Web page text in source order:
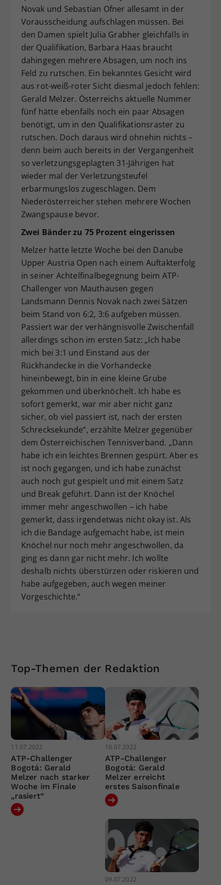
Novak und Sebastian Ofner allesamt in der
Vorausscheidung aufschlagen müssen. Bei
den Damen spielt Julia Grabher gleichfalls in
der Qualifikation, Barbara Haas braucht
dahingegen mehrere Absagen, um noch ins
Feld zu rutschen. Ein bekanntes Gesicht wird
aus rot-weiß-roter Sicht diesmal jedoch fehlen:
Gerald Melzer. Österreichs aktuelle Nummer
fünf hätte ebenfalls noch ein paar Absagen
benötigt, um in den Qualifikationsraster zu
rutschen. Doch daraus wird ohnehin nichts –
denn beim auch bereits in der Vergangenheit
so verletzungsgeplagten 31-Jährigen hat
wieder mal der Verletzungsteufel
erbarmungslos zugeschlagen. Dem
Niederösterreicher stehen mehrere Wochen
Zwangspause bevor.
Zwei Bänder zu 75 Prozent eingerissen
Melzer hatte letzte Woche bei den Danube
Upper Austria Open nach einem Auftakterfolg
in seiner Achtelfinalbegegnung beim ATP-
Challenger von Mauthausen gegen
Landsmann Dennis Novak nach zwei Sätzen
beim Stand von 6:2, 3:6 aufgeben müssen.
Passiert war der verhängnisvolle Zwischenfall
allerdings schon im ersten Satz: „Ich habe
mich bei 3:1 und Einstand aus der
Rückhandecke in die Vorhandecke
hineinbewegt, bin in eine kleine Grube
gekommen und überknöchelt. Ich habe es
sofort gemerkt, war mir aber nicht ganz
sicher, ob viel passiert ist, nach der ersten
Schrecksekunde“, erzählte Melzer gegenüber
dem Österreichischen Tennisverband. „Dann
habe ich ein leichtes Brennen gespürt. Aber es
ist noch gegangen, und ich habe zunächst
auch noch gut gespielt und mit einem Satz
und Break geführt. Dann ist der Knöchel
immer mehr angeschwollen – ich habe
gemerkt, dass irgendetwas nicht okay ist. Als
ich die Bandage aufgemacht habe, ist mein
Knöchel nur noch mehr angeschwollen, da
ging es dann gar nicht mehr. Ich wollte
deshalb nichts überstürzen oder riskieren und
habe aufgegeben, auch wegen meiner
Vorgeschichte.“
Top-Themen der Redaktion
11.07.2022
ATP-Challenger
Bogotá: Gerald
Melzer nach starker
Woche im Finale
„rasiert“
10.07.2022
ATP-Challenger
Bogotá: Gerald
Melzer erreicht
erstes Saisonfinale
09.07.2022
Zweck
Dieser Wert speichert Ihre Consent-
Einstellungen. Unter anderem eine
zufällig generierte ID, für die
historische Speicherung Ihrer
vorgenommen Einstellungen, falls der
Webseiten-Betreiber dies eingestellt
hat.